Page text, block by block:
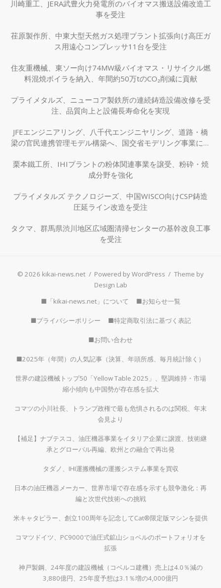
川崎重工、JERA武豊火力発電所のバイオマス搬送設備改造工
事を受注
荏原製作所、中東大型天然ガス処理プラント拡張向け高圧ガ
ス用遠心コンプレッサ11台を受注
住友重機械、東ソー向け74MW級バイオマス・リサイクル燃
料混焼ボイラを納入、年間約50万tのCO₂削減に貢献
プライメタルズ、ニューコア製鉄所の連続鋳造設備改修を受
注、品質向上と設備長寿命化を実現
JFEエンジニアリング、八千代エンジニヤリング、道路・橋
梁の官民連携管理モデル構築へ、国交省モデリング事業に採
栗本鐵工所、IHIプラントの粉体関連事業を譲受、粉砕・焼
成分野を強化
プライメタルズ テクノロジーズ、中国WISCO向けCSP鋳造
圧延ライン改造を受注
タクマ、群馬県渋川地区広域圏清掃センターの基幹改良工事
を受注
© 2026 kikai-news.net / Powered by WordPress / Theme by
Design Lab
■「kikai-news.net」について
■お知らせ一覧
■プライバシーポリシー ■特定商取引法に基づく表記
■お問い合わせ
■2025年（年間）の人気記事（決算、年頭所感、毎月統計除く）
世界の建設機械トップ50「Yellow Table 2025」、堅調維持・市場
縮小傾向も中国勢が存在感を拡大
コマツの小川社長、トランプ政権で最も危惧されるのは関税、年末
会見より
【補足】ナブテスコ、油圧機器事業をイタリア企業に譲渡、技術継
承とグローバル再編、欧州との融合で再出発
タダノ、IHI運搬機械の運搬システム事業を買収
日本の油圧機器メーカー、世界市場で存在感を示すも競争激化：再
編と次世代技術への挑戦
米キャタピラー、創立100周年を記念してCat®限定版マシンを提供
コマツドイツ、PC9000で油圧式鉱山ショベルのポートフォリオを
拡張
神戸製鋼、24年度の建設機械（コベルコ建機）売上は4.0％減の
3,880億円、25年度予想は3.1％増の4,000億円